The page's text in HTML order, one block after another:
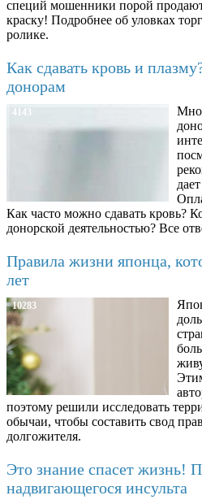
специй мошенники порой
краску! Подробнее об уловках
ролике.
Как сдавать кровь и
донорам
4143
Как часто можно сдавать кровь?
донорской деятельностью? Все
Правила жизни японца,
лет
10283
поэтому решили исследовать
обычаи, чтобы составить свод
долгожителя.
Это знание спасет жизнь!
надвигающегося инсульта